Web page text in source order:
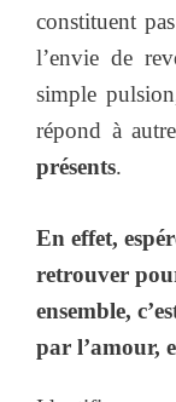
constituent
l’envie de
simple
répond à
présents.
En effet,
retrouver
ensemble,
par l’amour,